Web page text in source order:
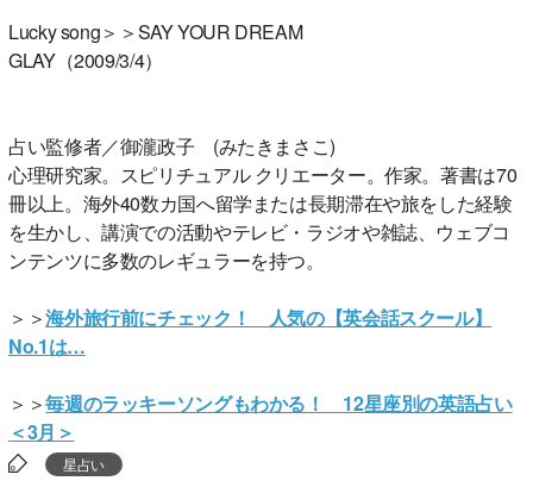
Lucky song＞＞SAY YOUR DREAM
GLAY（2009/3/4）
占い監修者／御瀧政子 (みたきまさこ)
心理研究家。スピリチュアル クリエーター。作家。著書は70
冊以上。海外40数カ国へ留学または長期滞在や旅をした経験
を生かし、講演での活動やテレビ・ラジオや雑誌、ウェブコ
ンテンツに多数のレギュラーを持つ。
＞＞海外旅行前にチェック！ 人気の【英会話スクール】
No.1は…
＞＞毎週のラッキーソングもわかる！ 12星座別の英語占い
＜3月＞
星占い